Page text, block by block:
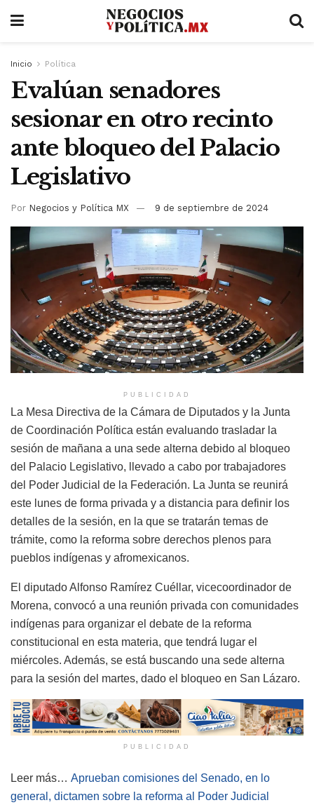
Inicio Política
Evalúan senadores
sesionar en otro recinto
ante bloqueo del Palacio
Legislativo
Por Negocios y Política MX 9 de septiembre de 2024
PUBLICIDAD
La Mesa Directiva de la Cámara de Diputados y la Junta
de Coordinación Política están evaluando trasladar la
sesión de mañana a una sede alterna debido al bloqueo
del Palacio Legislativo, llevado a cabo por trabajadores
del Poder Judicial de la Federación. La Junta se reunirá
este lunes de forma privada y a distancia para definir los
detalles de la sesión, en la que se tratarán temas de
trámite, como la reforma sobre derechos plenos para
pueblos indígenas y afromexicanos.
El diputado Alfonso Ramírez Cuéllar, vicecoordinador de
Morena, convocó a una reunión privada con comunidades
indígenas para organizar el debate de la reforma
constitucional en esta materia, que tendrá lugar el
miércoles. Además, se está buscando una sede alterna
para la sesión del martes, dado el bloqueo en San Lázaro.
PUBLICIDAD
Leer más… Aprueban comisiones del Senado, en lo
general, dictamen sobre la reforma al Poder Judicial